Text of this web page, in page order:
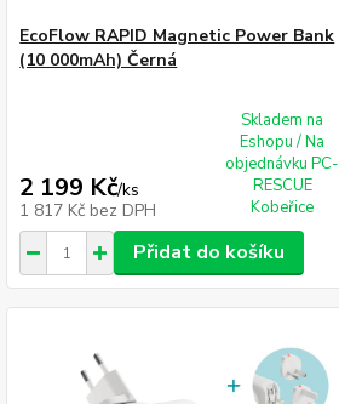
EcoFlow RAPID Magnetic Power Bank
(10 000mAh) Černá
2 199 Kč/ks
1 817 Kč bez DPH
Skladem na
Eshopu / Na
objednávku PC-
RESCUE
Kobeřice
Přidat do košíku